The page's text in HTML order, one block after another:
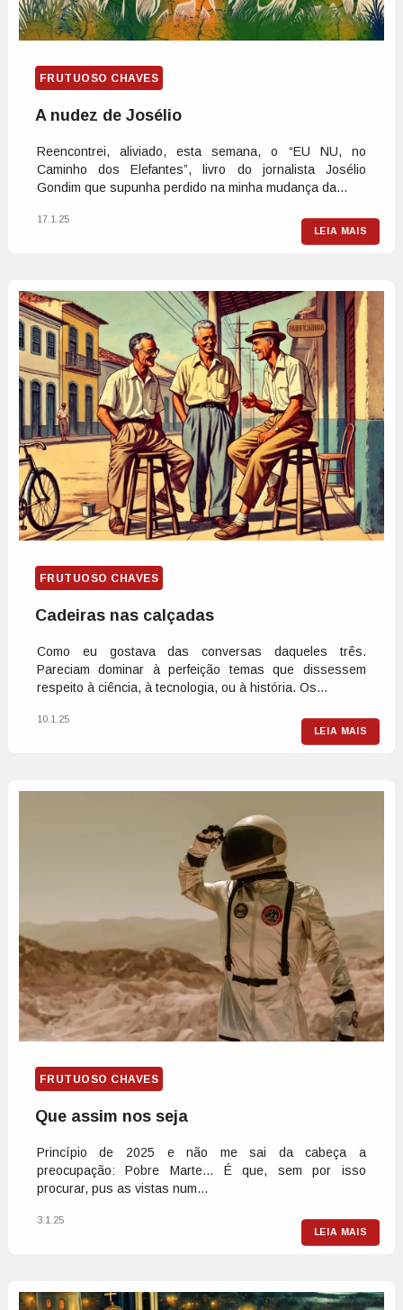
FRUTUOSO CHAVES
A nudez de Josélio
Reencontrei, aliviado, esta semana, o “EU NU, no
Caminho dos Elefantes”, livro do jornalista Josélio
Gondim que supunha perdido na minha mudança da...
LEIA MAIS
17.1.25
FRUTUOSO CHAVES
Cadeiras nas calçadas
Como eu gostava das conversas daqueles três.
Pareciam dominar à perfeição temas que dissessem
respeito à ciência, à tecnologia, ou à história. Os...
LEIA MAIS
10.1.25
FRUTUOSO CHAVES
Que assim nos seja
Princípio de 2025 e não me sai da cabeça a
preocupação: Pobre Marte... É que, sem por isso
procurar, pus as vistas num...
LEIA MAIS
3.1.25